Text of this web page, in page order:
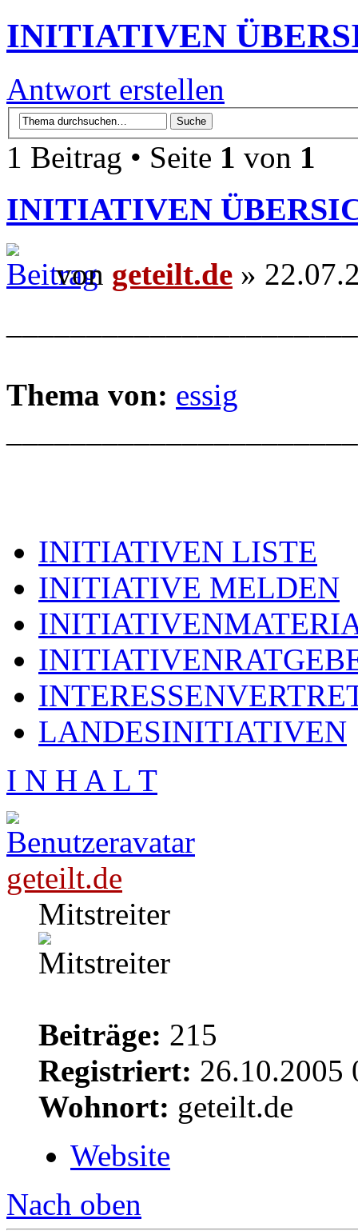
INITIATIVEN
Antwort erstellen
1 Beitrag • Seite 1 von 1
INITIATIVEN
von geteilt.de »
Thema von: essig
INITIATIVEN LISTE
INITIATIVE MELDEN
LANDESINITIATIVEN
I N H A L T
geteilt.de
Mitstreiter
Beiträge: 215
Registriert: 26.10.2005
Wohnort: geteilt.de
Website
Nach oben